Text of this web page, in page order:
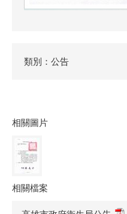
類別：公告
相關圖片
相關檔案